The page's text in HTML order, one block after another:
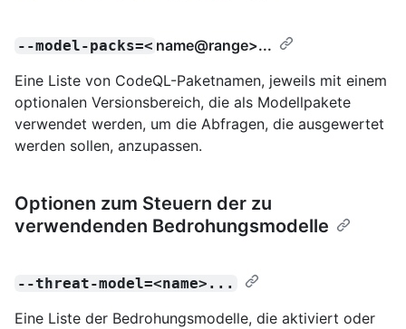
--model-packs=< name@range>...
Eine Liste von CodeQL-Paketnamen, jeweils mit einem
optionalen Versionsbereich, die als Modellpakete
verwendet werden, um die Abfragen, die ausgewertet
werden sollen, anzupassen.
Optionen zum Steuern der zu
verwendenden Bedrohungsmodelle
--threat-model=<name>...
Eine Liste der Bedrohungsmodelle, die aktiviert oder